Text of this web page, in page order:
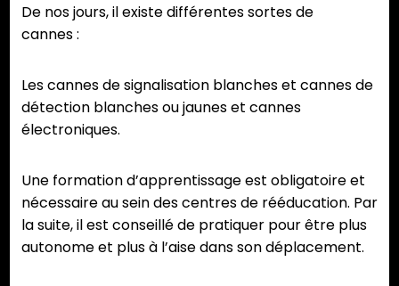
De nos jours, il existe différentes sortes de
cannes :
Les cannes de signalisation blanches et cannes de
détection blanches ou jaunes et cannes
électroniques.
Une formation d’apprentissage est obligatoire et
nécessaire au sein des centres de rééducation. Par
la suite, il est conseillé de pratiquer pour être plus
autonome et plus à l’aise dans son déplacement.